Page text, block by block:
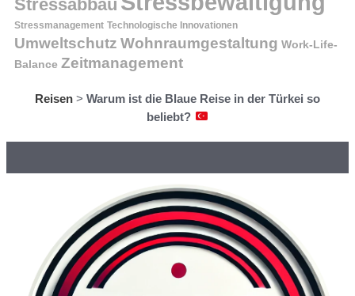
Stressabbau
Stressmanagement Technologische Innovationen
Umweltschutz Wohnraumgestaltung Work-Life-
Balance Zeitmanagement
Reisen > Warum ist die Blaue Reise in der Türkei so
beliebt?